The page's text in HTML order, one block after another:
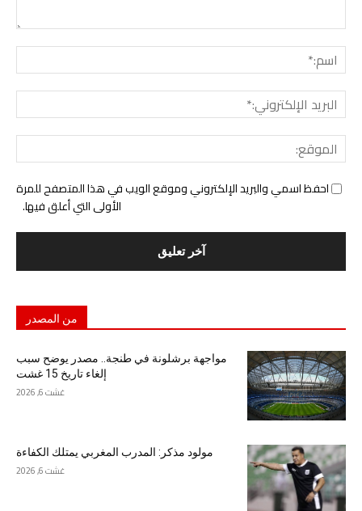
احفظ اسمي والبريد الإلكتروني وموقع الويب في هذا المتصفح للمرة
الأولى التي أعلق فيها.
من المصدر
مواجهة برشلونة في طنجة.. مصدر يوضح سبب
إلغاء تاريخ 15 غشت
غشت 6, 2026
مولود مذكر: المدرب المغربي يمتلك الكفاءة
غشت 6, 2026